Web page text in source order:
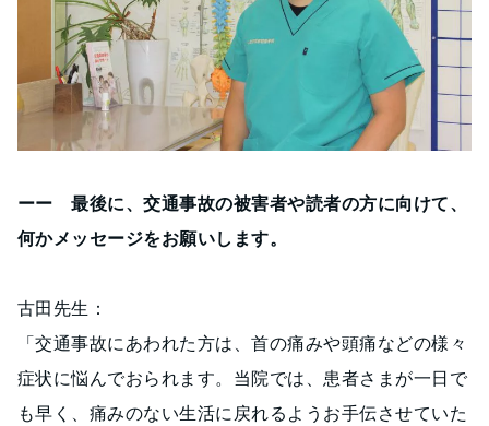
ーー 最後に、交通事故の被害者や読者の方に向けて、
何かメッセージをお願いします。
古田先生：
「交通事故にあわれた方は、首の痛みや頭痛などの様々
症状に悩んでおられます。当院では、患者さまが一日で
も早く、痛みのない生活に戻れるようお手伝させていた